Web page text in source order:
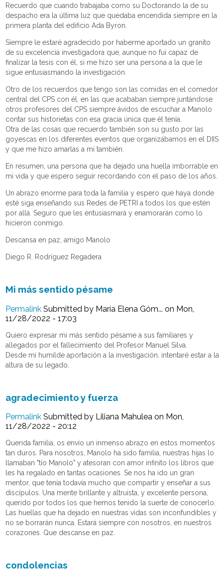
Recuerdo que cuando trabajaba como su Doctorando la de su
despacho era la última luz que quedaba encendida siempre en la
primera planta del edificio Ada Byron.
Siempre le estaré agradecido por haberme aportado un granito
de su excelencia investigadora que, aunque no fui capaz de
finalizar la tesis con él, si me hizo ser una persona a la que le
sigue entusiasmando la investigación.
Otro de los recuerdos que tengo son las comidas en el comedor
central del CPS con él, en las que acababan siempre juntándose
otros profesores del CPS siempre ávidos de escuchar a Manolo
contar sus historietas con esa gracia única que él tenía.
Otra de las cosas que recuerdo también son su gusto por las
goyescas en los diferentes eventos que organizábamos en el DIIS
y que me hizo amarlas a mi también.
En resumen, una persona que ha dejado una huella imborrable en
mi vida y que espero seguir recordando con el paso de los años.
Un abrazo enorme para toda la familia y espero que haya donde
esté siga enseñando sus Redes de PETRI a todos los que estén
por allá. Seguro que les entusiasmará y enamorarán como lo
hicieron conmigo.
Descansa en paz, amigo Manolo
Diego R. Rodríguez Regadera
Mi más sentido pésame
Permalink Submitted by María Elena Góm... on Mon,
11/28/2022 - 17:03
Quiero expresar mi más sentido pésame a sus familiares y
allegados por el fallecimiento del Profesor Manuel Silva.
Desde mi humilde aportación a la investigación, intentaré estar a la
altura de su legado.
agradecimiento y fuerza
Permalink Submitted by Liliana Mahulea on Mon,
11/28/2022 - 20:12
Querida familia, os envío un inmenso abrazo en estos momentos
tan duros. Para nosotros, Manolo ha sido familia, nuestras hijas lo
llamaban "tío Manolo" y atesoran con amor infinito los libros que
les ha regalado en tantas ocasiones. Se nos ha ido un gran
mentor, que tenía todavía mucho que compartir y enseñar a sus
discípulos. Una mente brillante y altruista, y excelente persona,
querido por todos los que hemos tenido la suerte de conocerlo.
Las huellas que ha dejado en nuestras vidas son inconfundibles y
no se borrarán nunca. Estará siempre con nosotros, en nuestros
corazones. Que descanse en paz.
condolencias